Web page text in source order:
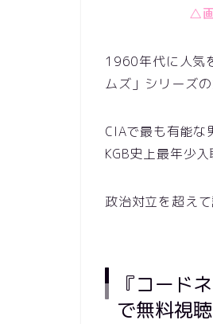
△
1960年代に人気
ムズ」シリーズ
CIAで最も有能な
KGB史上最年少
政治対立を超え
『コード
で無料視